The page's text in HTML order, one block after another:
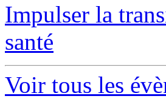
Impulser la
santé
Voir tous les